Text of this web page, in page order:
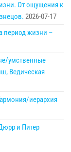
От ощущения к
2026-07-17
период жизни –
умственные
Ведическая
иерархия
и Питер